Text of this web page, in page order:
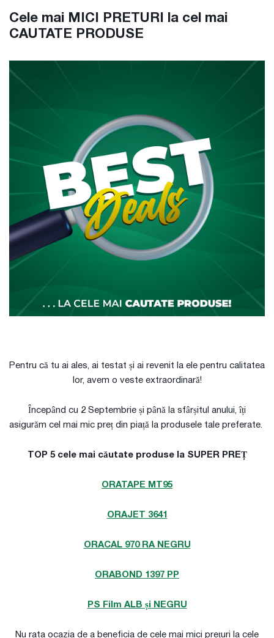
Cele mai MICI PRETURI la cel mai
CAUTATE PRODUSE
Pentru că tu ai ales, ai testat și ai revenit la ele pentru calitatea
lor, avem o veste extraordinară!
Începând cu 2 Septembrie și până la sfârșitul anului, îți
asigurăm cel mai mic preț din piață la produsele tale preferate.
TOP 5 cele mai căutate produse la SUPER PREȚ
ORATAPE MT95
ORAJET 3641
ORACAL 970 RA NEGRU
ORABOND 1397 PP
PS Film ALB și NEGRU
Nu rata ocazia de a beneficia de cele mai mici prețuri la cele